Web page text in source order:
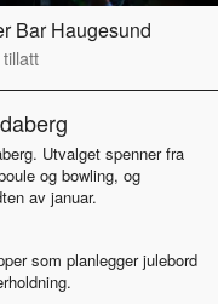
Bar Haugesund
Utvalget spenner fra
og bowling, og
av januar.
som planlegger julebord